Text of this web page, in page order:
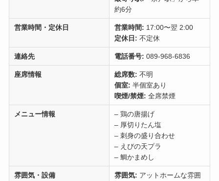
約6分
営業時間・定休日 営業時間: 17:00〜翌 2:00
定休日: 不定休
連絡先 電話番号: 089-968-6836
座席情報 総席数: 不明
個室: 半個室あり
喫煙/禁煙: 全席禁煙
メニュー情報
– 鶏の唐揚げ
– 厚切りたん塩
– 刺身の盛り合わせ
– えびの天プラ
– 鯛かまめし
雰囲気・設備 雰囲気: アットホームな雰囲